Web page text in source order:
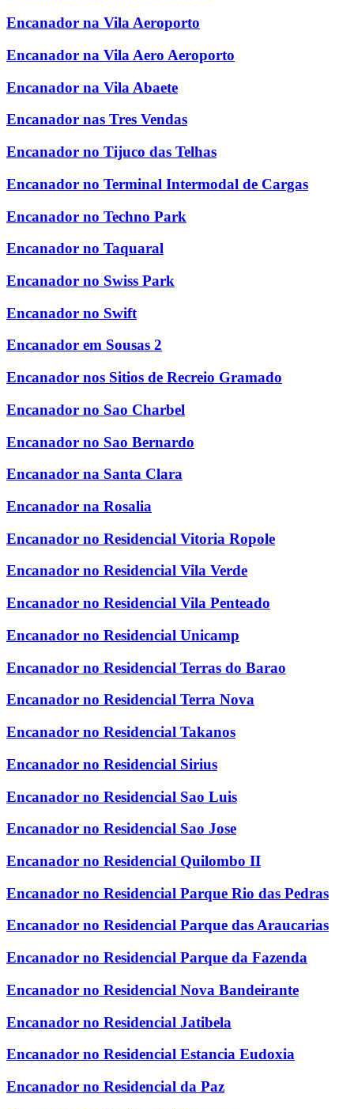
Encanador na Vila Aeroporto
Encanador na Vila Aero Aeroporto
Encanador na Vila Abaete
Encanador nas Tres Vendas
Encanador no Tijuco das Telhas
Encanador no Terminal Intermodal de Cargas
Encanador no Techno Park
Encanador no Taquaral
Encanador no Swiss Park
Encanador no Swift
Encanador em Sousas 2
Encanador nos Sitios de Recreio Gramado
Encanador no Sao Charbel
Encanador no Sao Bernardo
Encanador na Santa Clara
Encanador na Rosalia
Encanador no Residencial Vitoria Ropole
Encanador no Residencial Vila Verde
Encanador no Residencial Vila Penteado
Encanador no Residencial Unicamp
Encanador no Residencial Terras do Barao
Encanador no Residencial Terra Nova
Encanador no Residencial Takanos
Encanador no Residencial Sirius
Encanador no Residencial Sao Luis
Encanador no Residencial Sao Jose
Encanador no Residencial Quilombo II
Encanador no Residencial Parque Rio das Pedras
Encanador no Residencial Parque das Araucarias
Encanador no Residencial Parque da Fazenda
Encanador no Residencial Nova Bandeirante
Encanador no Residencial Jatibela
Encanador no Residencial Estancia Eudoxia
Encanador no Residencial da Paz